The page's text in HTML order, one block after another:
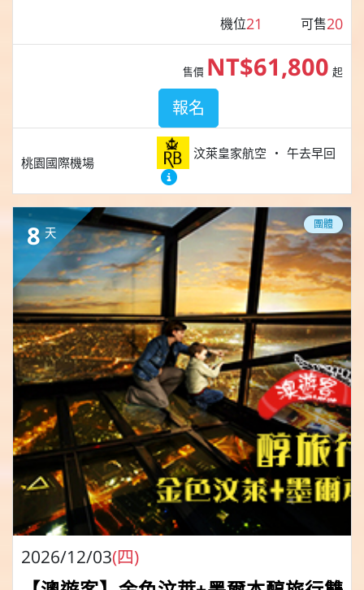
機位21 可售20
桃園國際機場
汶萊皇家航空 午去早回
售價 NT$61,800 起
報名
8 天
團體
2026/12/03(四)